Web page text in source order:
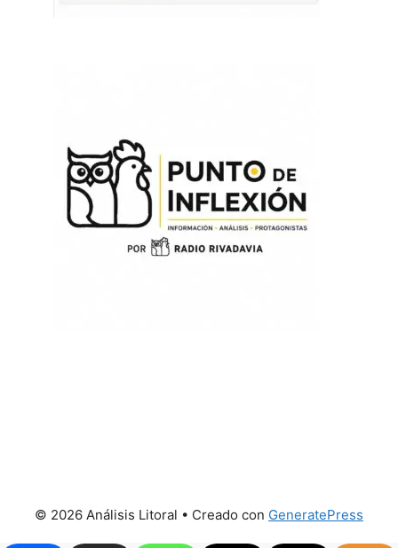
© 2026 Análisis Litoral • Creado con GeneratePress